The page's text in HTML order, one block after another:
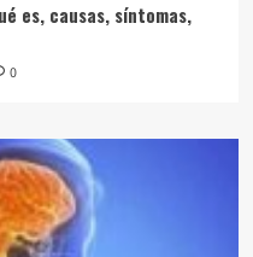
es, causas, síntomas,
0